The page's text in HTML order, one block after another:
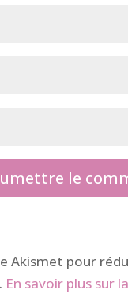
le
Akismet pour
En savoir plus sur